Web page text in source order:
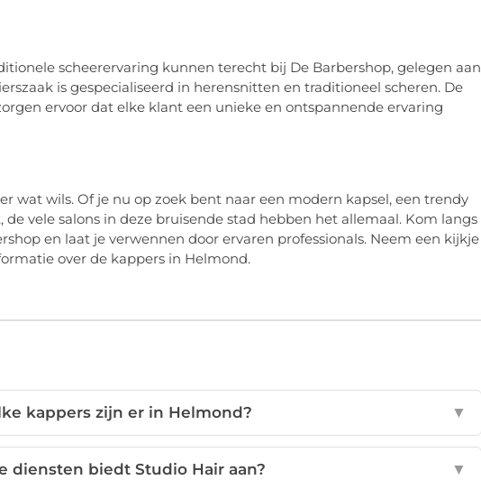
scheerervaring kunnen terecht bij De Barbershop, gelegen aan
is gespecialiseerd in herensnitten en traditioneel scheren. De
ervoor dat elke klant een unieke en ontspannende ervaring
wat wils. Of je nu op zoek bent naar een modern kapsel, een trendy
vele salons in deze bruisende stad hebben het allemaal. Kom langs
en laat je verwennen door ervaren professionals. Neem een kijkje
over de kappers in Helmond.
kappers zijn er in Helmond? ▼
diensten biedt Studio Hair aan? ▼